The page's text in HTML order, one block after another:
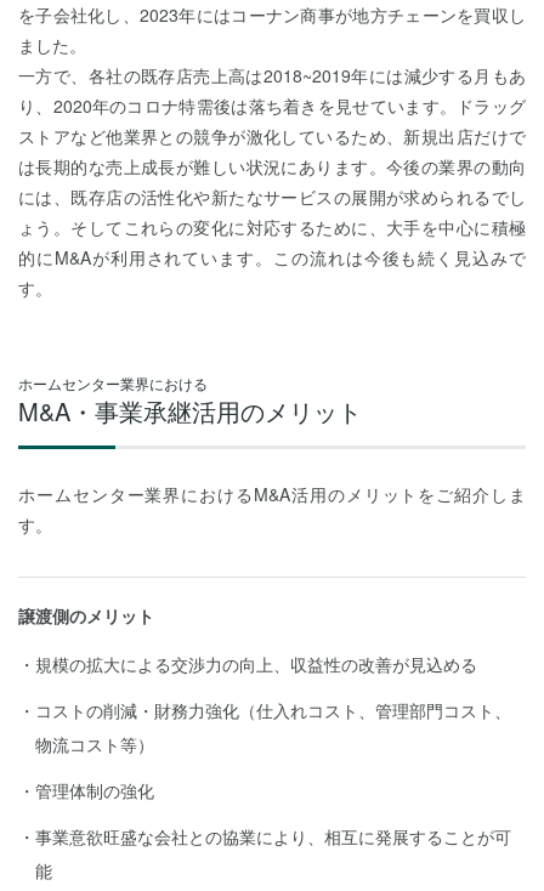
を子会社化し、2023年にはコーナン商事が地方チェーンを買収し
ました。
一方で、各社の既存店売上高は2018~2019年には減少する月もあ
り、2020年のコロナ特需後は落ち着きを見せています。ドラッグ
ストアなど他業界との競争が激化しているため、新規出店だけで
は長期的な売上成長が難しい状況にあります。今後の業界の動向
には、既存店の活性化や新たなサービスの展開が求められるでし
ょう。そしてこれらの変化に対応するために、大手を中心に積極
的にM&Aが利用されています。この流れは今後も続く見込みで
す。
ホームセンター業界における
M&A・事業承継活用のメリット
ホームセンター業界におけるM&A活用のメリットをご紹介しま
す。
譲渡側のメリット
規模の拡大による交渉力の向上、収益性の改善が見込める
コストの削減・財務力強化（仕入れコスト、管理部門コスト、
物流コスト等）
管理体制の強化
事業意欲旺盛な会社との協業により、相互に発展することが可
能